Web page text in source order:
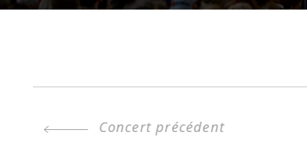
Concert précédent